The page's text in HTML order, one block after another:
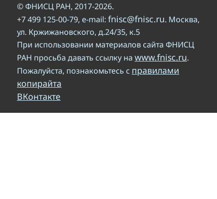
© ФНИСЦ РАН, 2017-2026.
+7 499 125-00-79, e-mail: fnisc@fnisc.ru. Москва,
ул. Кржижановского, д.24/35, к.5
При использовании материалов сайта ФНИСЦ
РАН просьба давать ссылку на www.fnisc.ru.
Пожалуйста, познакомьтесь с правилами
копирайта
ВКонтакте